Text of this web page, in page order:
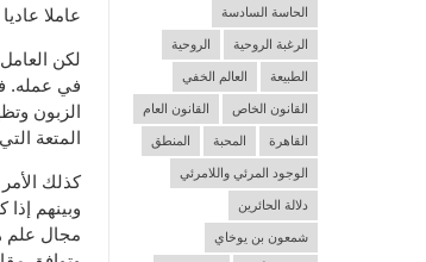
عاملا
لكن
في عمله.
الزبون
المتعة
كذلك
وبينهم
مجال علم
الحاسة السادسة
الرغبة الروحية الروحية
الطبيعة العالم الخفي
القانون الخاص القانون العام
القاهرة المحبة المنطق
الوجود المرئي واللامرئي
دلالة الحائرين
شمعون بن يوخاي